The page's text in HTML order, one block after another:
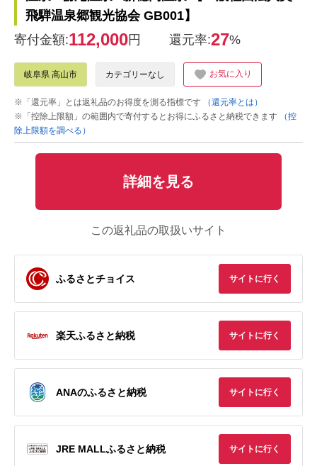
飛騨温泉郷観光協会 GB001】
寄付金額:112,000円 還元率:27%
岐阜県 高山市 カテゴリーなし お気に入り
※「還元率」とは返礼品のお得度を測る指標です
（還元率とは）
※「控除上限額」の範囲内で寄付するとお得にふるさと納税できます
（控
除上限額を調べる）
詳細を見る
この返礼品の取扱いサイト
ふるさとチョイス サイトに行く
楽天ふるさと納税 サイトに行く
ANAのふるさと納税 サイトに行く
JRE MALLふるさと納税 サイトに行く